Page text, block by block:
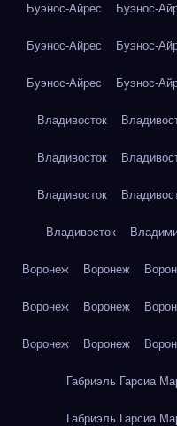
Буэнос-Айрес Буэнос-
Буэнос-Айрес Буэнос-
Буэнос-Айрес Буэнос-
Владивосток
Владивосток
Владивосток
Владивосток
Воронеж Воронеж
Воронеж Воронеж
Воронеж Воронеж
Габриэль Гарсиа
Габриэль Гарсиа